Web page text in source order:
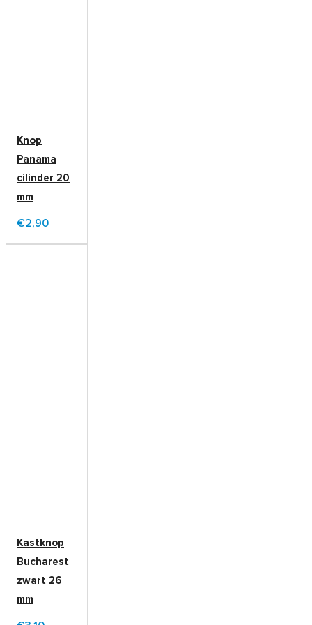
Knop
Panama
cilinder 20
mm
€2,90
Kastknop
Bucharest
zwart 26
mm